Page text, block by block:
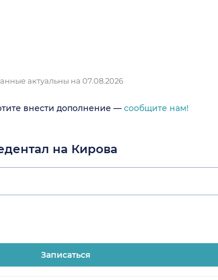
актуальны на 07.08.2026
внести дополнение — сообщите нам!
на Кирова
Записаться